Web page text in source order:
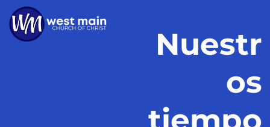
Nuestr
os